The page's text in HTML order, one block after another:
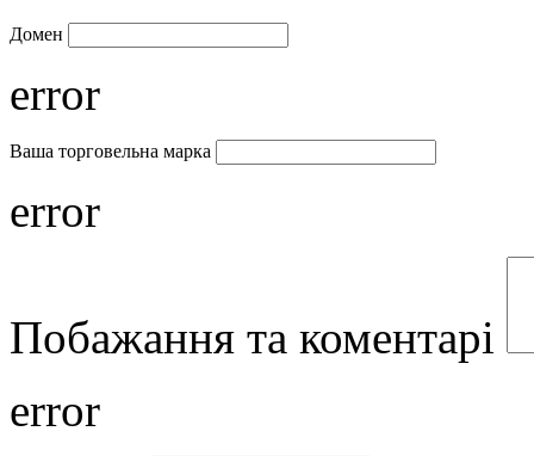
Домен
error
Ваша торговельна марка
error
Побажання та коментарі
error